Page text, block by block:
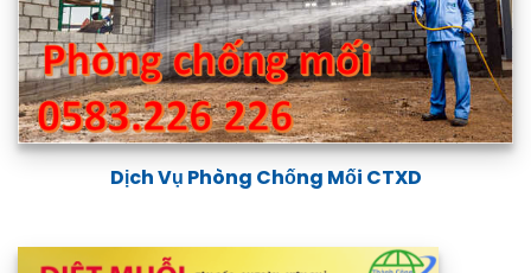
Dịch vụ phòng chống mối tại Vĩnh Phúc
Dịch Vụ Phòng Chống Mối CTXD